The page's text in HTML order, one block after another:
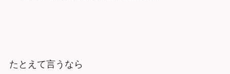
たとえて言うなら